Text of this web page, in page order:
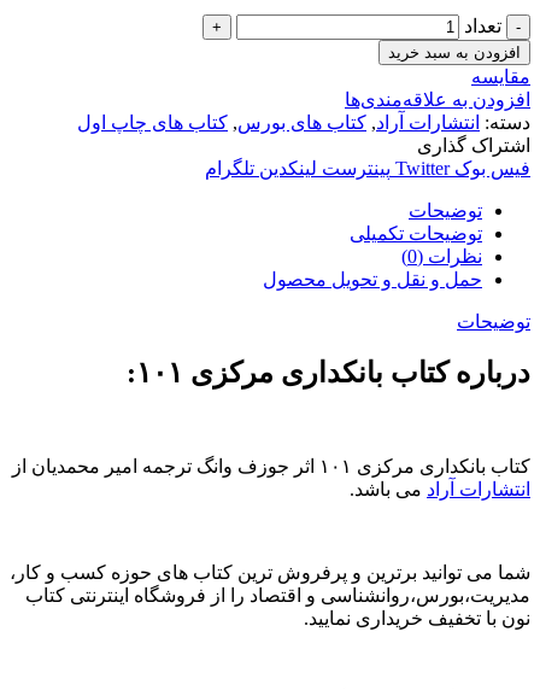
تعداد
افزودن به سبد خرید
مقایسه
افزودن به علاقه‌مندی‌ها
دسته: انتشارات آراد, کتاب های بورس, کتاب های چاپ اول
اشتراک گذاری
فیس بوک Twitter پینترست لینکدین تلگرام
توضیحات
توضیحات تکمیلی
نظرات (0)
حمل و نقل و تحویل محصول
توضیحات
درباره کتاب بانکداری مرکزی ۱۰۱:
کتاب بانکداری مرکزی ۱۰۱ اثر جوزف وانگ ترجمه امیر محمدیان از
انتشارات آراد می باشد.
شما می توانید برترین و پرفروش ترین کتاب های حوزه کسب و کار،
مدیریت،بورس،روانشناسی و اقتصاد را از فروشگاه اینترنتی کتاب
نون با تخفیف خریداری نمایید.